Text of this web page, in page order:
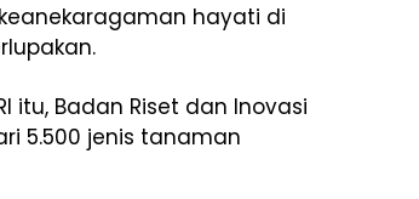
hayati di
itu, Badan Riset dan Inovasi
5.500 jenis tanaman